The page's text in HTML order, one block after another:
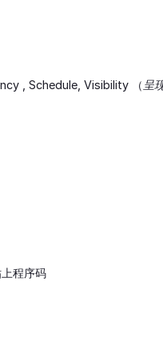
, Schedule, Visibility （ 呈
程序码